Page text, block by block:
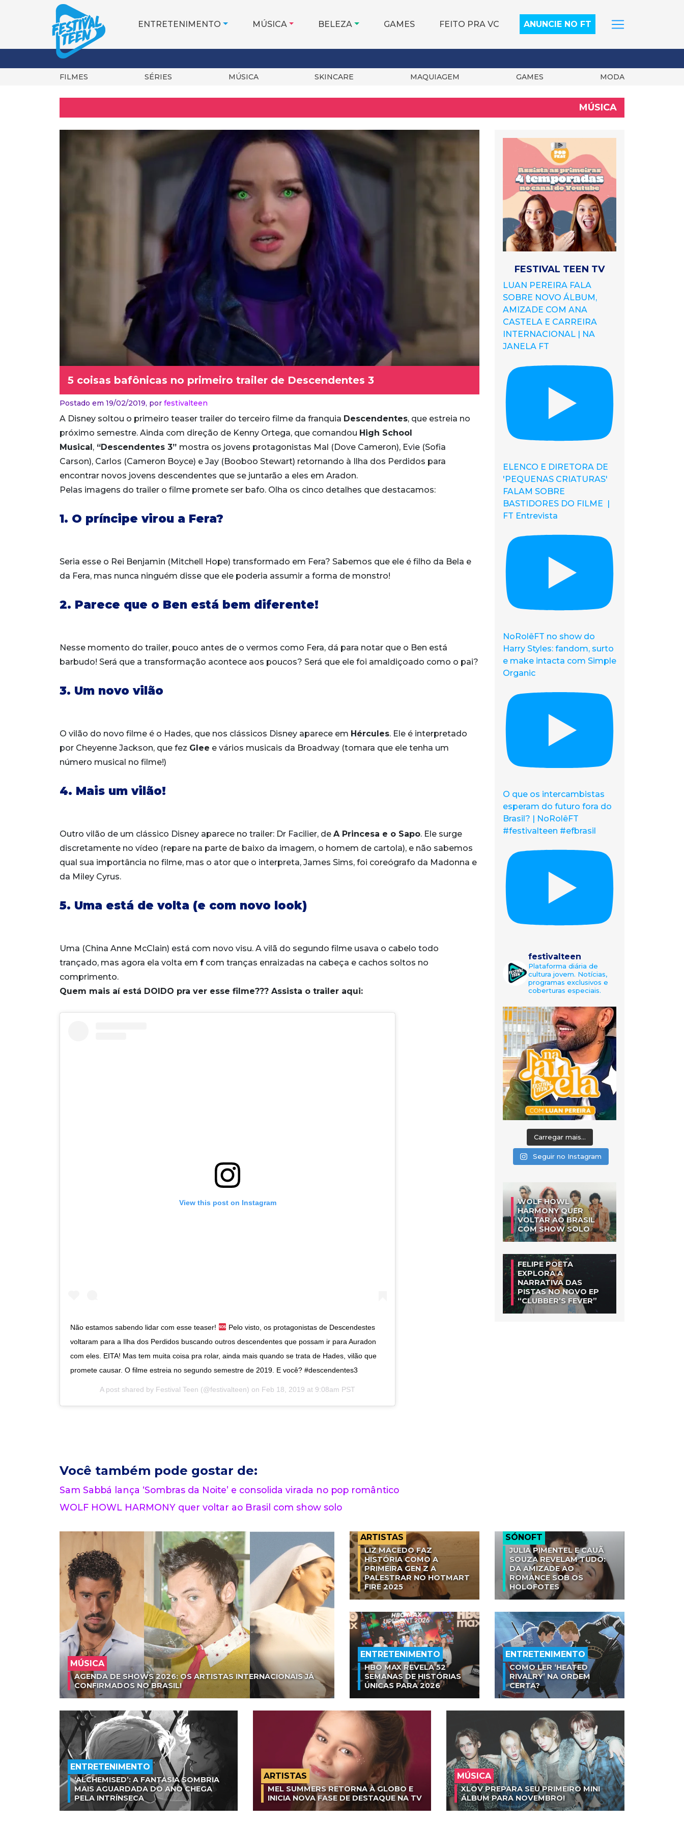
ENTRETENIMENTO MÚSICA BELEZA GAMES FEITO PRA VC ANUNCIE NO FT
FILMES SÉRIES MÚSICA SKINCARE MAQUIAGEM GAMES MODA
MÚSICA
5 coisas bafônicas no primeiro trailer de Descendentes 3
Postado em 19/02/2019, por festivalteen
A Disney soltou o primeiro teaser trailer do terceiro filme da franquia Descendentes, que estreia no
próximo semestre. Ainda com direção de Kenny Ortega, que comandou High School
Musical , “Descendentes 3” mostra os jovens protagonistas Mal (Dove Cameron), Evie (Sofia
Carson), Carlos (Cameron Boyce) e Jay (Booboo Stewart) retornando à Ilha dos Perdidos para
encontrar novos jovens descendentes que se juntarão a eles em Aradon.
Pelas imagens do trailer o filme promete ser bafo. Olha os cinco detalhes que destacamos:
1. O príncipe virou a Fera?
Seria esse o Rei Benjamin (Mitchell Hope) transformado em Fera? Sabemos que ele é filho da Bela e
da Fera, mas nunca ninguém disse que ele poderia assumir a forma de monstro!
2. Parece que o Ben está bem diferente!
Nesse momento do trailer, pouco antes de o vermos como Fera, dá para notar que o Ben está
barbudo! Será que a transformação acontece aos poucos? Será que ele foi amaldiçoado como o pai?
3. Um novo vilão
O vilão do novo filme é o Hades, que nos clássicos Disney aparece em Hércules. Ele é interpretado
por Cheyenne Jackson, que fez Glee e vários musicais da Broadway (tomara que ele tenha um
número musical no filme!)
4. Mais um vilão!
Outro vilão de um clássico Disney aparece no trailer: Dr Facilier, de A Princesa e o Sapo. Ele surge
discretamente no vídeo (repare na parte de baixo da imagem, o homem de cartola), e não sabemos
qual sua importância no filme, mas o ator que o interpreta, James Sims, foi coreógrafo da Madonna e
da Miley Cyrus.
5. Uma está de volta (e com novo look)
Uma (China Anne McClain) está com novo visu. A vilã do segundo filme usava o cabelo todo
trançado, mas agora ela volta em f com tranças enraizadas na cabeça e cachos soltos no
comprimento.
Quem mais aí está DOIDO pra ver esse filme??? Assista o trailer aqui:
View this post on Instagram
Não estamos sabendo lidar com esse teaser!
Pelo visto, os protagonistas de Descendestes
voltaram para a Ilha dos Perdidos buscando outros descendentes que possam ir para Auradon
com eles. EITA! Mas tem muita coisa pra rolar, ainda mais quando se trata de Hades, vilão que
promete causar. O filme estreia no segundo semestre de 2019. E você? #descendentes3
A post shared by Festival Teen (@festivalteen) on Feb 18, 2019 at 9:08am PST
Você também pode gostar de:
Sam Sabbá lança ‘Sombras da Noite’ e consolida virada no pop romântico
WOLF HOWL HARMONY quer voltar ao Brasil com show solo
FESTIVAL TEEN TV
LUAN PEREIRA FALA
SOBRE NOVO ÁLBUM,
AMIZADE COM ANA
CASTELA E CARREIRA
INTERNACIONAL | NA
JANELA FT
ELENCO E DIRETORA DE
'PEQUENAS CRIATURAS'
FALAM SOBRE
BASTIDORES DO FILME |
FT Entrevista
NoRolêFT no show do
Harry Styles: fandom, surto
e make intacta com Simple
Organic
O que os intercambistas
esperam do futuro fora do
Brasil? | NoRolêFT
#festivalteen #efbrasil
festivalteen
Plataforma diária de
cultura jovem. Notícias,
programas exclusivos e
coberturas especiais.
Carregar mais...
Seguir no Instagram
WOLF HOWL
HARMONY QUER
VOLTAR AO BRASIL
COM SHOW SOLO
FELIPE POETA
EXPLORA A
NARRATIVA DAS
PISTAS NO NOVO EP
“CLUBBER’S FEVER”
MÚSICA
AGENDA DE SHOWS 2026: OS ARTISTAS INTERNACIONAIS JÁ
CONFIRMADOS NO BRASIL!
ARTISTAS
LIZ MACEDO FAZ
HISTÓRIA COMO A
PRIMEIRA GEN Z A
PALESTRAR NO HOTMART
FIRE 2025
SÓNOFT
JULIA PIMENTEL E CAUÃ
SOUZA REVELAM TUDO:
DA AMIZADE AO
ROMANCE SOB OS
HOLOFOTES
ENTRETENIMENTO
HBO MAX REVELA 52
SEMANAS DE HISTÓRIAS
ÚNICAS PARA 2026
ENTRETENIMENTO
COMO LER ‘HEATED
RIVALRY’ NA ORDEM
CERTA?
ENTRETENIMENTO
‘ALCHEMISED’: A FANTASIA SOMBRIA
MAIS AGUARDADA DO ANO CHEGA
PELA INTRÍNSECA
ARTISTAS
MEL SUMMERS RETORNA À GLOBO E
INICIA NOVA FASE DE DESTAQUE NA TV
MÚSICA
XLOV PREPARA SEU PRIMEIRO MINI
ÁLBUM PARA NOVEMBRO!